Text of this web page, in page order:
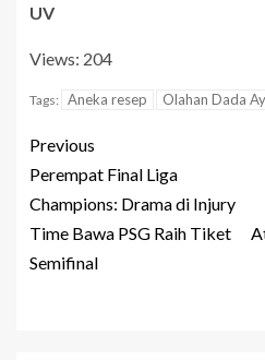
UV
Views: 204
Tags: Aneka resep Olahan Dada
Previous
Perempat Final Liga
Champions: Drama di Injury
Time Bawa PSG Raih Tiket
Semifinal